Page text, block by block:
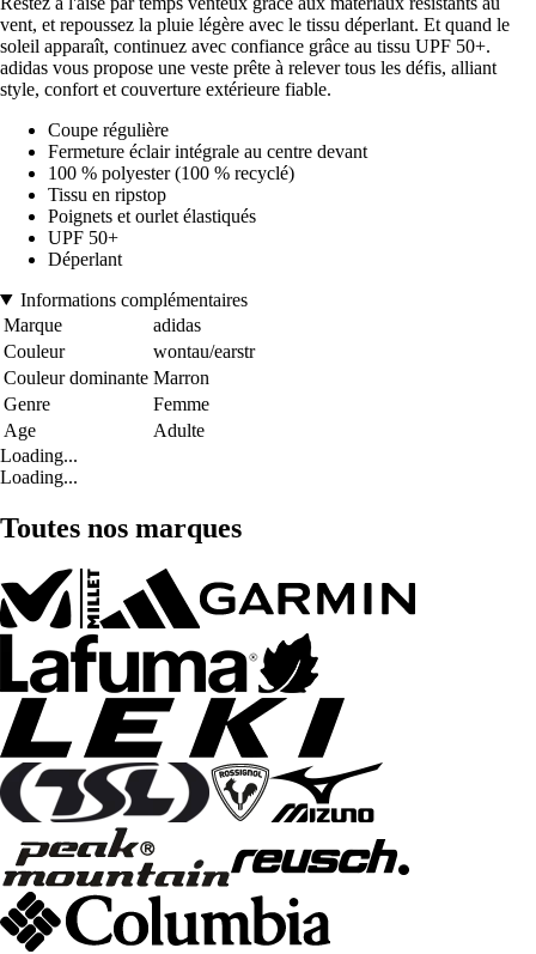
vent, et repoussez la pluie légère avec le tissu déperlant. Et quand le
soleil apparaît, continuez avec confiance grâce au tissu UPF 50+.
adidas vous propose une veste prête à relever tous les défis, alliant
style, confort et couverture extérieure fiable.
Coupe régulière
Fermeture éclair intégrale au centre devant
100 % polyester (100 % recyclé)
Tissu en ripstop
Poignets et ourlet élastiqués
UPF 50+
Déperlant
Informations complémentaires
Marque
adidas
Couleur
wontau/earstr
Couleur dominante Marron
Genre
Femme
Age
Adulte
Loading...
Loading...
Toutes nos marques